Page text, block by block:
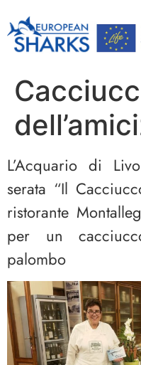
L’Acquario di
serata “Il
ristorante
per un
palombo